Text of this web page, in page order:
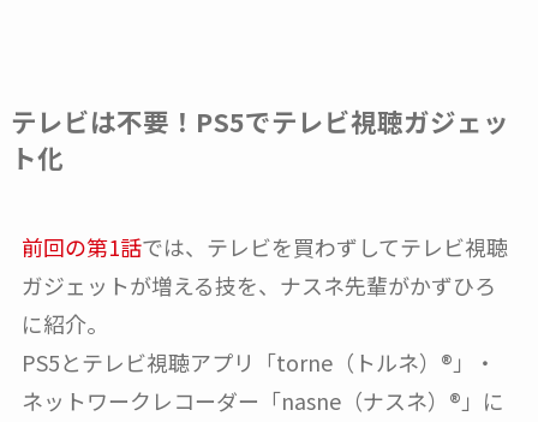
テレビは不要！PS5でテレビ視聴ガジェッ
ト化
前回の第1話では、テレビを買わずしてテレビ視聴
ガジェットが増える技を、ナスネ先輩がかずひろ
に紹介。
PS5とテレビ視聴アプリ「torne（トルネ）®」・
ネットワークレコーダー「nasne（ナスネ）®」に